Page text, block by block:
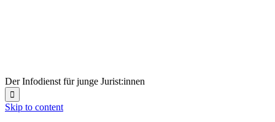
Der Infodienst für junge Jurist:innen

Skip to content